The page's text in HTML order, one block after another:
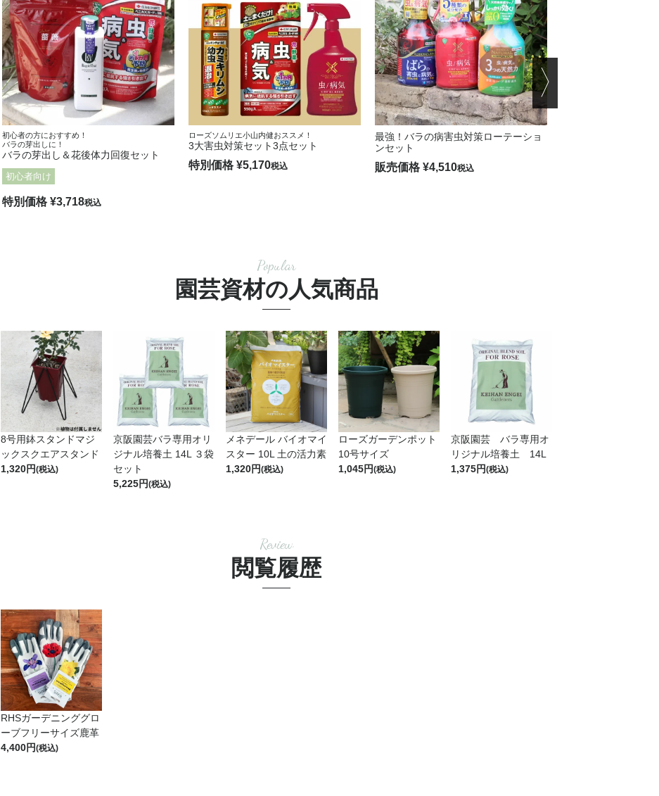
初心者の方におすすめ！
バラの芽出しに！
バラの芽出し＆花後体力回復セット
初心者向け
特別価格 ¥3,718税込
ローズソムリエ小山内健おススメ！
3大害虫対策セット3点セット
特別価格 ¥5,170税込
最強！バラの病害虫対策ローテーショ
ンセット
販売価格 ¥4,510税込
Popular
園芸資材の人気商品
8号用鉢スタンドマジ
ックスクエアスタンド
1,320
(税込)
京阪園芸バラ専用オリ
ジナル培養土 14L ３袋
セット
5,225
(税込)
メネデール バイオマイ
スター 10L 土の活力素
1,320
(税込)
ローズガーデンポット
10号サイズ
1,045
(税込)
京阪園芸 バラ専用オ
リジナル培養土 14L
1,375
(税込)
Review
閲覧履歴
RHSガーデニンググロ
ーブフリーサイズ鹿革
4,400
(税込)